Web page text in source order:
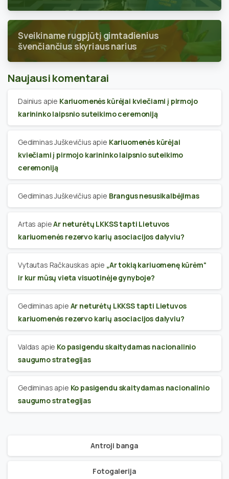
Sveikiname rugpjūtį gimtadienius
švenčiančius skyriaus narius
Naujausi komentarai
Dainius apie Kariuomenės kūrėjai kviečiami į pirmojo
karininko laipsnio suteikimo ceremoniją
Gediminas Juškevičius apie Kariuomenės kūrėjai
kviečiami į pirmojo karininko laipsnio suteikimo
ceremoniją
Gediminas Juškevičius apie Brangus nesusikalbėjimas
Artas apieAr neturėtų LKKSS tapti Lietuvos
kariuomenės rezervo karių asociacijos dalyviu?
Vytautas Račkauskas apie „Ar tokią kariuomenę kūrėm“
ir kur mūsų vieta visuotinėje gynyboje?
Gediminas apie Ar neturėtų LKKSS tapti Lietuvos
kariuomenės rezervo karių asociacijos dalyviu?
Valdas apie Ko pasigendu skaitydamas nacionalinio
saugumo strategijas
Gediminas apie Ko pasigendu skaitydamas nacionalinio
saugumo strategijas
Antroji banga
Fotogalerija